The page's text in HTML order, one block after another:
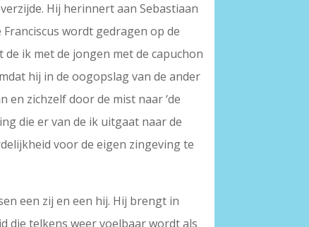
Hij herinnert aan Sebastiaan
wordt gedragen op de
ik met de jongen met de capuchon
hij in de oogopslag van de ander
zichzelf door de mist naar ‘de
die er van de ik uitgaat naar de
voor de eigen zingeving te
een zij en een hij. Hij brengt in
die telkens weer voelbaar wordt als